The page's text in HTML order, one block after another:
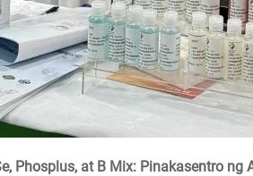
Phosplus, at B Mix: Pinakasentro ng